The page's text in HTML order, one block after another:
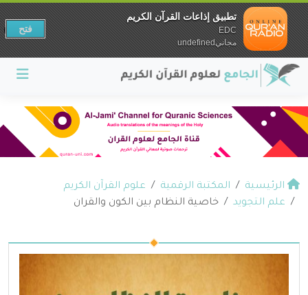
الرئيسية المكتبة الرقمية
علوم القرآن الكريم
علم التجويد
خاصية النظام بين الكون والقران
تطبيق إذاعات القرآن الكريم
EDC
مجانيundefined
فتح